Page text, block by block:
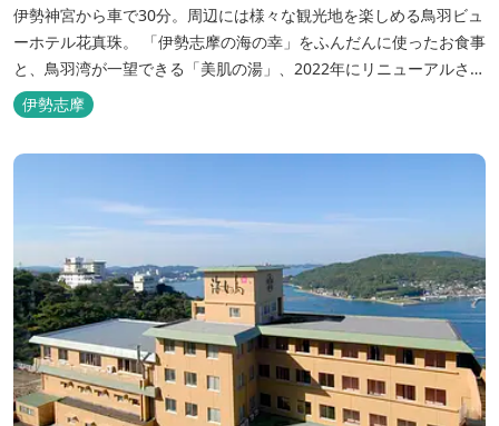
伊勢神宮から車で30分。周辺には様々な観光地を楽しめる鳥羽ビュ
ーホテル花真珠。 「伊勢志摩の海の幸」をふんだんに使ったお食事
と、鳥羽湾が一望できる「美肌の湯」、2022年にリニューアルされ
た客室で、五感から体と心を癒やします。 【お部屋】 近年リニュ
ーアルした過ごしやすいお部屋で、親子3世代で楽しめるお部屋に
なっております。 全室オーシャンビューで雄大な鳥羽湾を一望で
伊勢志摩